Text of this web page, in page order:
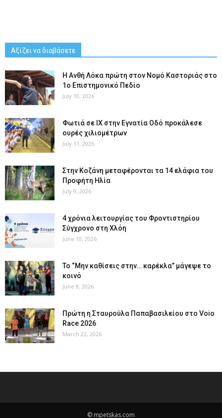
Αξίζει να διαβάσετε
Η Ανθή Λόκα πρώτη στον Νομό Καστοριάς στο
1ο Επιστημονικό Πεδίο
July 10, 2026
Φωτιά σε ΙΧ στην Εγνατία Οδό προκάλεσε
ουρές χιλιομέτρων
July 11, 2026
Στην Κοζάνη μεταφέρονται τα 14 ελάφια του
Προφήτη Ηλία
July 9, 2026
4 χρόνια λειτουργίας του Φροντιστηρίου
Σύγχρονο στη Χλόη
June 10, 2026
Το “Μην καθίσεις στην… καρέκλα” μάγεψε το
κοινό
June 8, 2026
Πρώτη η Σταυρούλα Παπαβασιλείου στο Voio
Race 2026
March 22, 2026
© mpetskas.com